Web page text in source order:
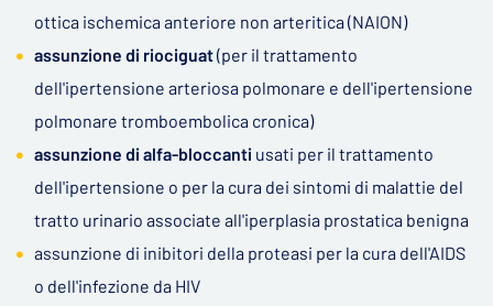
ottica ischemica anteriore non arteritica (NAION)
assunzione di riociguat(per il trattamento
dell'ipertensione arteriosa polmonare e dell'ipertensione
polmonare tromboembolica cronica)
assunzione di alfa-bloccanti usati per il trattamento
dell'ipertensione o per la cura dei sintomi di malattie del
tratto urinario associate all'iperplasia prostatica benigna
assunzione di inibitori della proteasi per la cura dell'AIDS
o dell'infezione da HIV